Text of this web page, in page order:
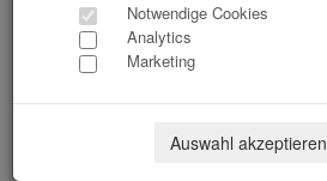
Notwendige Cookies
Analytics
Marketing
Auswahl akzeptieren